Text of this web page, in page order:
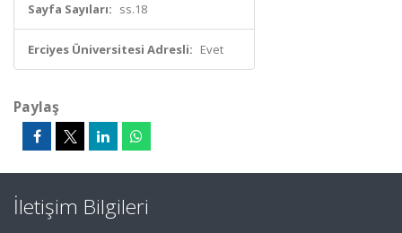
Sayfa Sayıları: ss.18
Erciyes Üniversitesi Adresli: Evet
Paylaş
İletişim Bilgileri